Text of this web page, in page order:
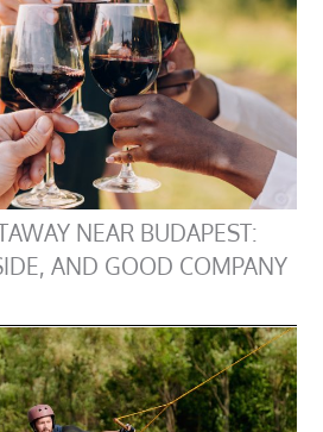
NEAR BUDAPEST:
AND GOOD COMPANY